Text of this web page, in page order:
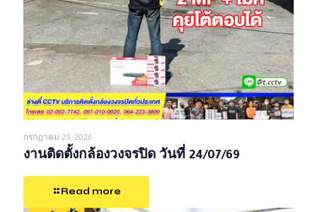
กรกฎาคม 29, 2026
งานติดตั้งกล้องวงจรปิด วันที่ 24/07/69
Read more